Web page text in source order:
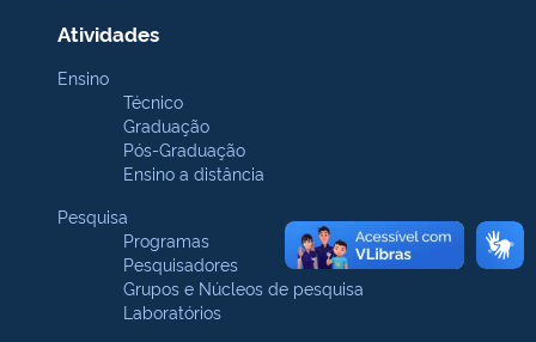
Atividades
Ensino
Técnico
Graduação
Pós-Graduação
Ensino a distância
Pesquisa
Programas
Pesquisadores
Grupos e Núcleos de pesquisa
Laboratórios